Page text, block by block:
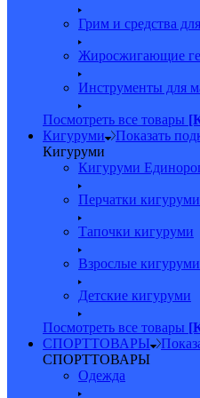
Грим и средства
Жиросжигающие
Инструменты для
Посмотреть все товары
Кигуруми
Показать
Кигуруми
Кигуруми
Перчатки кигуруми
Тапочки кигуруми
Взрослые кигуруми
Детские кигуруми
Посмотреть все товары
СПОРТТОВАРЫ
СПОРТТОВАРЫ
Одежда